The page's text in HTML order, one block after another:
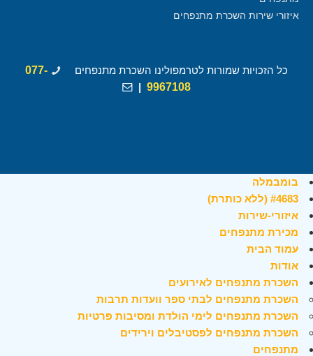
איזורי שירות השכרת מתנפחים
כל הזכויות שמורות לטרמפולינו השכרת מתנפחים
077-
9967108
|
בומבמלה
#4683 (ללא כותרת)
איזורי-שירות
מכירת מתנפחים
עמוד הבית
אודות
השכרת מתנפחים לאירועים
השכרת מתנפחים לבתי ספר וועדות תרבות
השכרת מתנפחים לימי הולדת ומסיבות פרטיות
השכרת מתנפחים לפסטיבלים וירידים
מתנפחים